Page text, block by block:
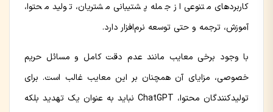
کاربردهای متنوعی از جمله پشتیبانی مشتریان، تولید محتوا،
آموزش، ترجمه و حتی توسعه نرم‌افزار دارد.
با وجود برخی معایب مانند عدم دقت کامل و مسائل حریم
خصوصی، مزایای آن همچنان بر این معایب غالب است. برای
تولیدکنندگان محتوا، ChatGPT نباید به عنوان یک تهدید بلکه